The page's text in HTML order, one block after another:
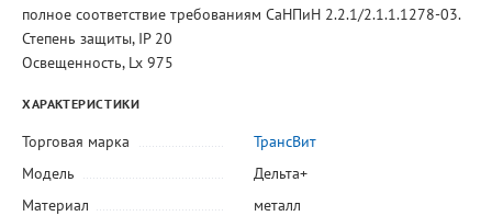
полное соответствие требованиям СаНПиН 2.2.1/2.1.1.1278-03.
Степень защиты, IP 20
Освещенность, Lx 975
ХАРАКТЕРИСТИКИ
Торговая марка
ТрансВит
Модель
Дельта+
Материал
металл